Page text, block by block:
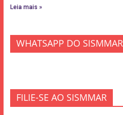
Leia mais »
WHATSAPP DO SISMMAR
FILIE-SE AO SISMMAR